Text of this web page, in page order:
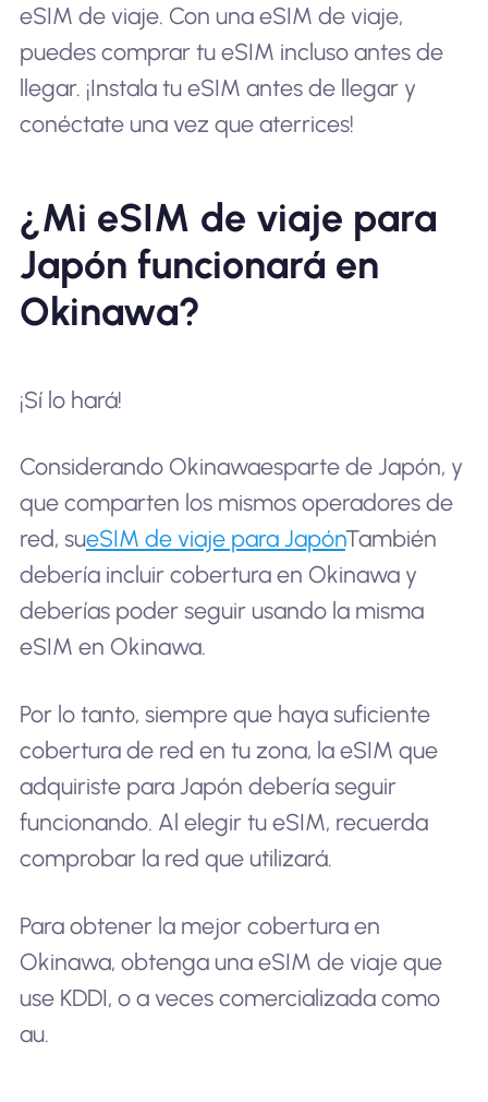
eSIM de viaje. Con una eSIM de viaje,
puedes comprar tu eSIM incluso antes de
llegar. ¡Instala tu eSIM antes de llegar y
conéctate una vez que aterrices!
¿Mi eSIM de viaje para
Japón funcionará en
Okinawa?
¡Sí lo hará!
Considerando Okinawaesparte de Japón, y
que comparten los mismos operadores de
red, sueSIM de viaje para JapónTambién
debería incluir cobertura en Okinawa y
deberías poder seguir usando la misma
eSIM en Okinawa.
Por lo tanto, siempre que haya suficiente
cobertura de red en tu zona, la eSIM que
adquiriste para Japón debería seguir
funcionando. Al elegir tu eSIM, recuerda
comprobar la red que utilizará.
Para obtener la mejor cobertura en
Okinawa, obtenga una eSIM de viaje que
use KDDI, o a veces comercializada como
au.